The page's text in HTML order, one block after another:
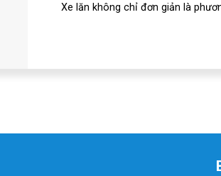
Xe lăn không chỉ đơn giản là